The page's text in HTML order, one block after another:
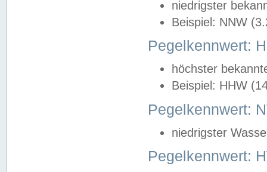
niedrigster
Beispiel: NNW
Pegelkennwert:
höchster
Beispiel: HHW
Pegelkennwert:
niedrigster
Pegelkennwert: